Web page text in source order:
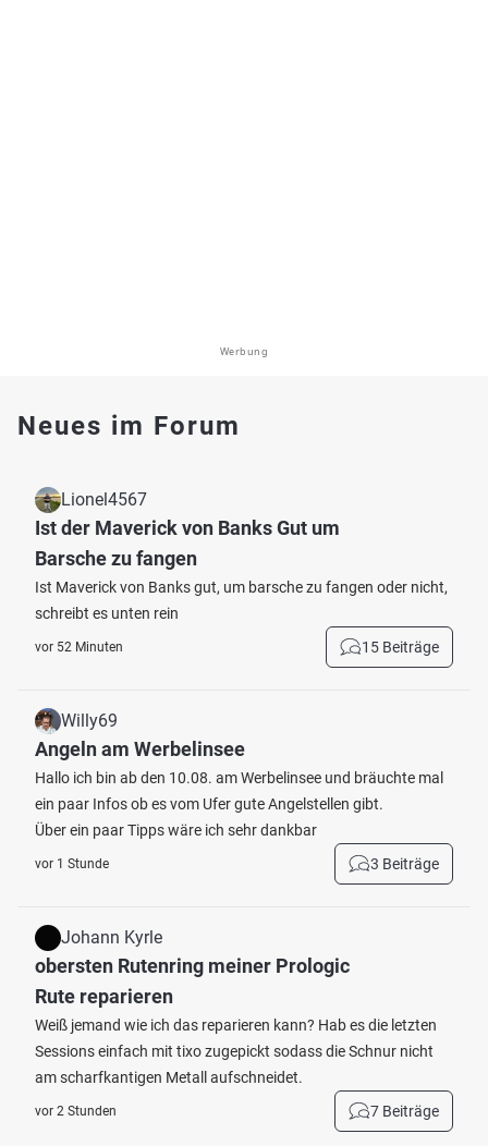
Werbung
Neues im Forum
Lionel4567
Ist der Maverick von Banks Gut um
Barsche zu fangen
Ist Maverick von Banks gut, um barsche zu fangen oder nicht,
schreibt es unten rein
vor 52 Minuten 15 Beiträge
Willy69
Angeln am Werbelinsee
Hallo ich bin ab den 10.08. am Werbelinsee und bräuchte mal
ein paar Infos ob es vom Ufer gute Angelstellen gibt.
Über ein paar Tipps wäre ich sehr dankbar
vor 1 Stunde 3 Beiträge
Johann Kyrle
obersten Rutenring meiner Prologic
Rute reparieren
Weiß jemand wie ich das reparieren kann? Hab es die letzten
Sessions einfach mit tixo zugepickt sodass die Schnur nicht
am scharfkantigen Metall aufschneidet.
vor 2 Stunden 7 Beiträge